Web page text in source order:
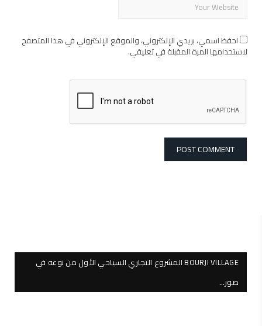
احفظ اسمي، بريدي الإلكتروني، والموقع الإلكتروني في هذا المتصفح
لاستخدامها المرة المقبلة في تعليقي.
BOURJI VILLAGE المشروع التجاري السياحي الأول من نوعه في
صور…